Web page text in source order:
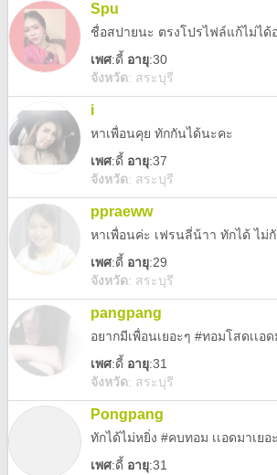
Spu
เพศ:ดี้ อายุ:30
จังหวัด: สระบุรี
i
หาเพื่อนคุย ทักกันได้นะคะ
เพศ:ดี้ อายุ:37
จังหวัด: สระบุรี
ppraeww
หาเพื่อนค่ะ เฟรนลี่น้าา ทักได้ ไม่
เพศ:ดี้ อายุ:29
จังหวัด: สระบุรี
pangpang
อยากมีเพื่อนเยอะๆ #ทอมโสดเเอ
เพศ:ดี้ อายุ:31
จังหวัด: สระบุรี
Pongpang
ทักได้ไม่หยิ่ง #คบทอม เเอดมาเยอ
เพศ:ดี้ อายุ:31